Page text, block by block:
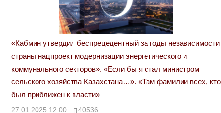
«Кабмин утвердил беспрецедентный за годы независимости
страны нацпроект модернизации энергетического и
коммунального секторов». «Если бы я стал министром
сельского хозяйства Казахстана…». «Там фамилии всех, кто
был приближен к власти»
27.01.2025 12:00 40536